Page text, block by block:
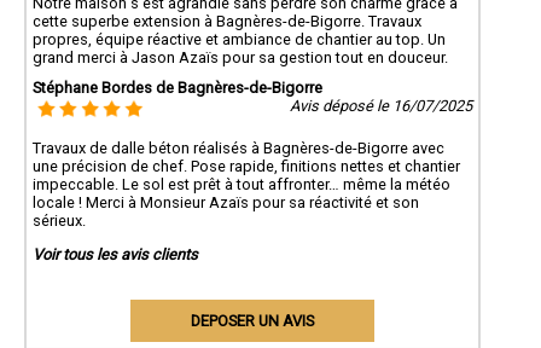
cette superbe extension à Bagnères-de-Bigorre. Travaux
propres, équipe réactive et ambiance de chantier au top. Un
grand merci à Jason Azaïs pour sa gestion tout en douceur.
Stéphane Bordes de Bagnères-de-Bigorre
Avis déposé le 16/07/2025
Travaux de dalle béton réalisés à Bagnères-de-Bigorre avec
une précision de chef. Pose rapide, finitions nettes et chantier
impeccable. Le sol est prêt à tout affronter… même la météo
locale ! Merci à Monsieur Azaïs pour sa réactivité et son
sérieux.
Voir tous les avis clients
DEPOSER UN AVIS